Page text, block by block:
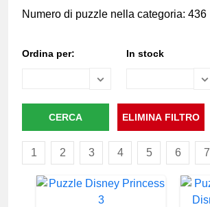
Numero di puzzle nella categoria: 436
Ordina per: In stock
1 2 3 4 5 6 7